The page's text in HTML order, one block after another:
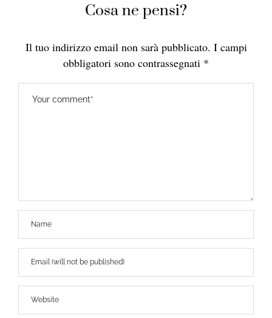
Cosa ne pensi?
Il tuo indirizzo email non sarà pubblicato. I campi
obbligatori sono contrassegnati *